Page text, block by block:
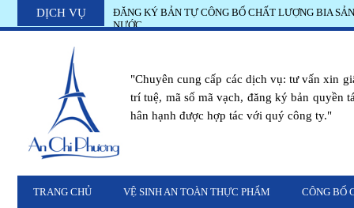
DỊCH VỤ
ĐĂNG KÝ BẢN TỰ CÔNG BỐ CHẤT LƯỢNG BIA
NƯỚC
Vì sao kinh doanh khách sạn phải đăng ký vệ sinh an
"Chuyên cung cấp các dịch vụ: tư vấn xin
trí tuệ, mã số mã vạch, đăng ký bản quyền
hân hạnh được hợp tác với quý công ty."
TRANG CHỦ VỆ SINH AN TOÀN THỰC PHẨM CÔNG BỐ